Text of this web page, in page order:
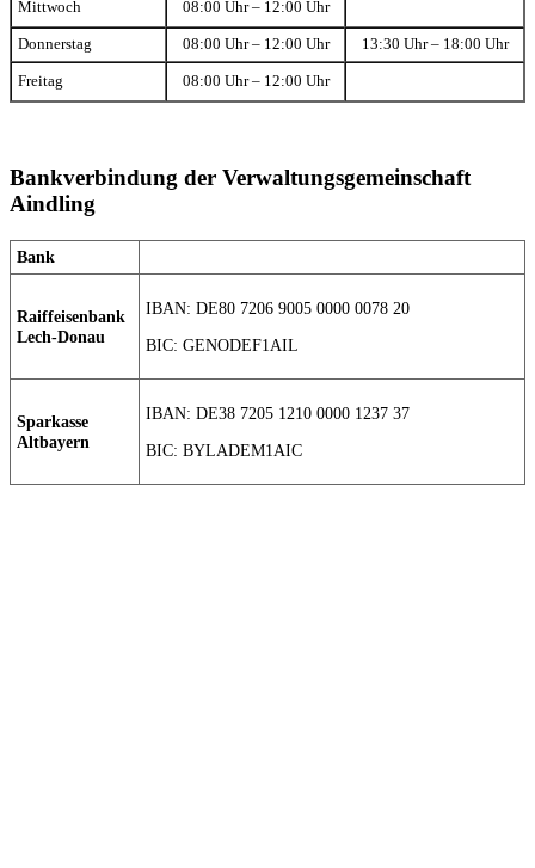
Mittwoch 08:00 Uhr – 12:00 Uhr
Donnerstag 08:00 Uhr – 12:00 Uhr 13:30 Uhr – 18:00 Uhr
Freitag 08:00 Uhr – 12:00 Uhr
Bankverbindung der Verwaltungsgemeinschaft
Aindling
Bank
Raiffeisenbank
Lech-Donau
IBAN: DE80 7206 9005 0000 0078 20
BIC: GENODEF1AIL
Sparkasse
Altbayern
IBAN: DE38 7205 1210 0000 1237 37
BIC: BYLADEM1AIC